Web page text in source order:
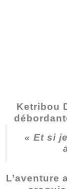
Ketribou
« Et si
L’aventure